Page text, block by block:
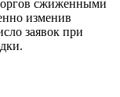
сжиженными
изменив
заявок при